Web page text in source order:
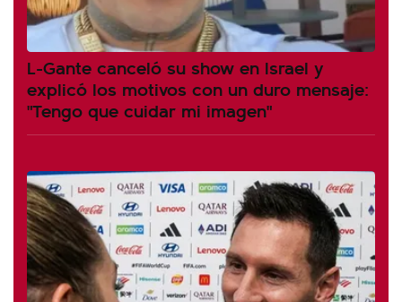
L-Gante canceló su show en Israel y
explicó los motivos con un duro mensaje:
"Tengo que cuidar mi imagen"